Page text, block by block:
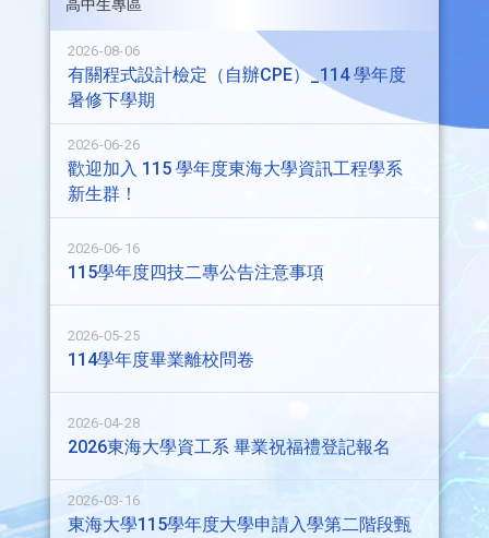
高中生專區
2026-08-06
有關程式設計檢定（自辦CPE）_114 學年度
暑修下學期
2026-06-26
歡迎加入 115 學年度東海大學資訊工程學系
新生群！
2026-06-16
115學年度四技二專公告注意事項
2026-05-25
114學年度畢業離校問卷
2026-04-28
2026東海大學資工系 畢業祝福禮登記報名
2026-03-16
東海大學115學年度大學申請入學第二階段甄